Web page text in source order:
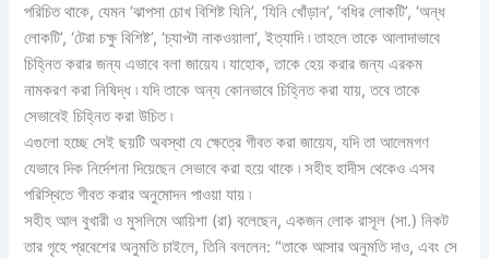
পরিচিত থাকে, যেমন ‘ঝাপসা চোখ বিশিষ্ট যিনি’, ‘যিনি খোঁড়ান’, ‘বধির লোকটি’, ‘অন্ধ
লোকটি’, ‘টেরা চক্ষু বিশিষ্ট’, ‘চ্যাপ্টা নাকওয়ালা’, ইত্যাদি ৷ তাহলে তাকে আলাদাভাবে
চিহ্নিত করার জন্য এভাবে বলা জায়েয ৷ যাহোক, তাকে হেয় করার জন্য এরকম
নামকরণ করা নিষিদ্ধ ৷ যদি তাকে অন্য কোনভাবে চিহ্নিত করা যায়, তবে তাকে
সেভাবেই চিহ্নিত করা উচিত ৷
এগুলো হচ্ছে সেই ছয়টি অবস্থা যে ক্ষেত্রে গীবত করা জায়েয, যদি তা আলেমগণ
যেভাবে দিক নির্দেশনা দিয়েছেন সেভাবে করা হয়ে থাকে ৷ সহীহ হাদীস থেকেও এসব
পরিস্থিতে গীবত করার অনুমোদন পাওয়া যায় ৷
সহীহ আল বুখারী ও মুসলিমে আয়িশা (রা) বলেছেন, একজন লোক রাসূল (সা.) নিকট
তার গৃহে প্রবেশের অনুমতি চাইলে, তিনি বললেন: “তাকে আসার অনুমতি দাও, এবং সে